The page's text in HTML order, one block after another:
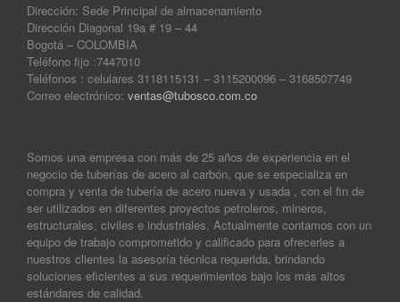
Dirección: Sede Principal de almacenamiento
Dirección Diagonal 19a # 19 – 44
Bogotá – COLOMBIA
Teléfono fijo :7447010
Teléfonos : celulares 3118115131 – 3115200096 – 3168507749
Correo electrónico: ventas@tubosco.com.co
Somos una empresa con más de 25 años de experiencia en el
negocio de tuberías de acero al carbón, que se especializa en
compra y venta de tubería de acero nueva y usada , con el fin de
ser utilizados en diferentes proyectos petroleros, mineros,
estructurales, civiles e industriales. Actualmente contamos con un
equipo de trabajo comprometido y calificado para ofrecerles a
nuestros clientes la asesoría técnica requerida, brindando
soluciones eficientes a sus requerimientos bajo los más altos
estándares de calidad.